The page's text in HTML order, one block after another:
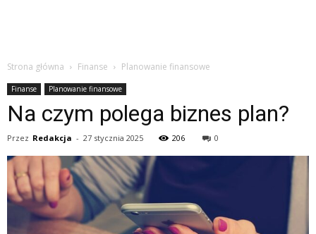
Strona główna Finanse Planowanie finansowe
Finanse Planowanie finansowe
Na czym polega biznes plan?
Przez Redakcja - 27 stycznia 2025 206 0